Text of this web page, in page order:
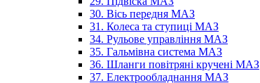
30. Вісь передня МАЗ
31. Колеса та ступиці МАЗ
34. Рульове управління МАЗ
35. Гальмівна система МАЗ
36. Шланги повітряні кручені МАЗ
37. Електрообладнання МАЗ